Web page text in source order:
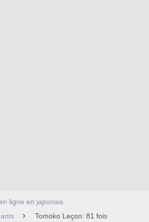
ligne en japonais
Tomoko Leçon: 81 fois